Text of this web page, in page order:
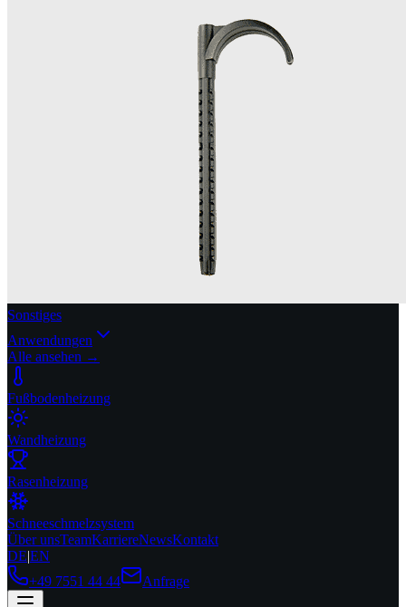
Sonstiges
Anwendungen
Alle ansehen →
Fußbodenheizung
Wandheizung
Rasenheizung
Schneeschmelzsystem
Über unsTeamKarriereNewsKontakt
DE|EN
+49 7551 44 44
Anfrage